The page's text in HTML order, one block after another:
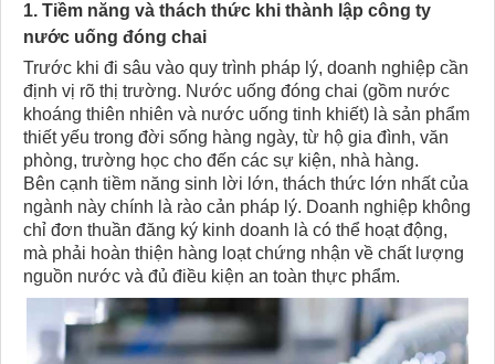
1. Tiềm năng và thách thức khi thành lập công ty
nước uống đóng chai
Trước khi đi sâu vào quy trình pháp lý, doanh nghiệp cần
định vị rõ thị trường. Nước uống đóng chai (gồm nước
khoáng thiên nhiên và nước uống tinh khiết) là sản phẩm
thiết yếu trong đời sống hàng ngày, từ hộ gia đình, văn
phòng, trường học cho đến các sự kiện, nhà hàng.
Bên cạnh tiềm năng sinh lời lớn, thách thức lớn nhất của
ngành này chính là rào cản pháp lý. Doanh nghiệp không
chỉ đơn thuần đăng ký kinh doanh là có thể hoạt động,
mà phải hoàn thiện hàng loạt chứng nhận về chất lượng
nguồn nước và đủ điều kiện an toàn thực phẩm.